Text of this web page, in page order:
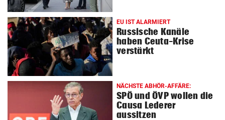
EU IST ALARMIERT
Russische Kanäle
haben Ceuta-Krise
verstärkt
NÄCHSTE ABHÖR-AFFÄRE:
SPÖ und ÖVP wollen die
Causa Lederer
aussitzen